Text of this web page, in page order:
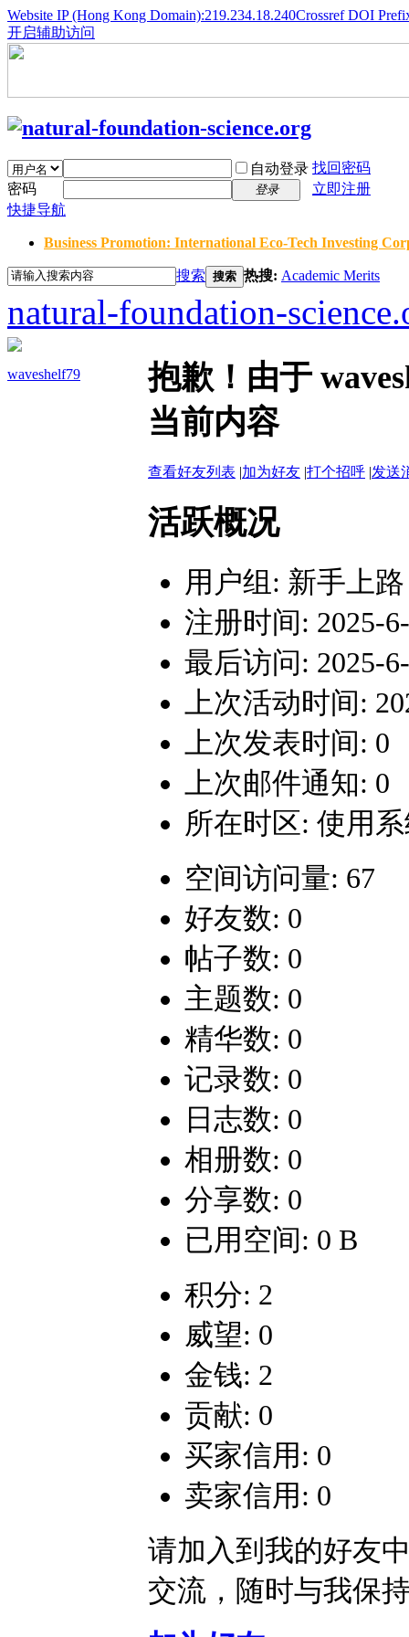
Website IP (Hong Kong Domain):219.234.18.240Crossref DOI
开启辅助访问
自动登录 找回密码
密码
登录
立即注册
快捷导航
Business Promotion: International Eco-Tech Investing
搜索 搜索 热搜: Academic Merits
natural-foundation-
waveshelf79
抱歉！由于
当前内容
查看好友列表 |加为好友 |打个招呼 |发送
活跃概况
用户组: 新手上路
注册时间: 2025-
最后访问: 2025-
上次活动时间:
上次发表时间: 0
上次邮件通知: 0
所在时区: 使用
空间访问量: 67
好友数: 0
帖子数: 0
主题数: 0
精华数: 0
记录数: 0
日志数: 0
相册数: 0
分享数: 0
已用空间: 0 B
积分: 2
威望: 0
金钱: 2
贡献: 0
买家信用: 0
卖家信用: 0
请加入到我的好友
交流，随时与我保